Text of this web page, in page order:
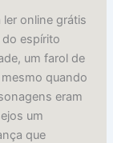
online grátis
espírito
um farol de
quando
eram
um
que